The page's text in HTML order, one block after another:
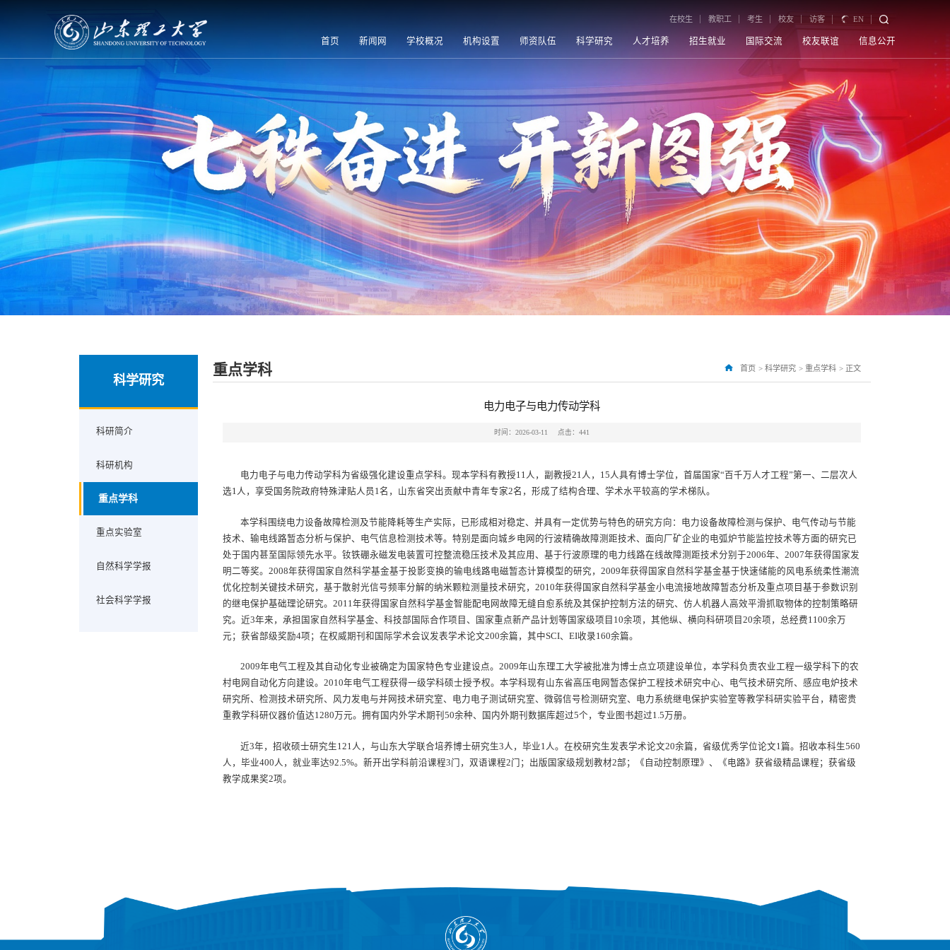
在校生 教职工 考生 校友 访客 EN
首页 新闻网 学校概况 机构设置 师资队伍 科学研究 人才培养 招生就业 国际交流 校友联谊 信息公开
科学研究
科研简介
科研机构
重点学科
重点实验室
自然科学学报
社会科学学报
重点学科 首页 > 科学研究 > 重点学科 > 正文
电力电子与电力传动学科
时间：2026-03-11 点击： 441
电力电子与电力传动学科为省级强化建设重点学科。现本学科有教授11人，副教授21人，15人具有博士学位，首届国家“百千万人才工程”第一、二层次人
选1人，享受国务院政府特殊津贴人员1名，山东省突出贡献中青年专家2名，形成了结构合理、学术水平较高的学术梯队。
本学科围绕电力设备故障检测及节能降耗等生产实际，已形成相对稳定、并具有一定优势与特色的研究方向：电力设备故障检测与保护、电气传动与节能
技术、输电线路暂态分析与保护、电气信息检测技术等。特别是面向城乡电网的行波精确故障测距技术、面向厂矿企业的电弧炉节能监控技术等方面的研究已
处于国内甚至国际领先水平。钕铁硼永磁发电装置可控整流稳压技术及其应用、基于行波原理的电力线路在线故障测距技术分别于2006年、2007年获得国家发
明二等奖。2008年获得国家自然科学基金基于投影变换的输电线路电磁暂态计算模型的研究，2009年获得国家自然科学基金基于快速储能的风电系统柔性潮流
优化控制关键技术研究，基于散射光信号频率分解的纳米颗粒测量技术研究，2010年获得国家自然科学基金小电流接地故障暂态分析及重点项目基于参数识别
的继电保护基础理论研究。2011年获得国家自然科学基金智能配电网故障无缝自愈系统及其保护控制方法的研究、仿人机器人高效平滑抓取物体的控制策略研
究。近3年来，承担国家自然科学基金、科技部国际合作项目、国家重点新产品计划等国家级项目10余项，其他纵、横向科研项目20余项，总经费1100余万
元；获省部级奖励4项；在权威期刊和国际学术会议发表学术论文200余篇，其中SCI、EI收录160余篇。
2009年电气工程及其自动化专业被确定为国家特色专业建设点。2009年山东理工大学被批准为博士点立项建设单位，本学科负责农业工程一级学科下的农
村电网自动化方向建设。2010年电气工程获得一级学科硕士授予权。本学科现有山东省高压电网暂态保护工程技术研究中心、电气技术研究所、感应电炉技术
研究所、检测技术研究所、风力发电与并网技术研究室、电力电子测试研究室、微弱信号检测研究室、电力系统继电保护实验室等教学科研实验平台，精密贵
重教学科研仪器价值达1280万元。拥有国内外学术期刊50余种、国内外期刊数据库超过5个，专业图书超过1.5万册。
近3年，招收硕士研究生121人，与山东大学联合培养博士研究生3人，毕业1人。在校研究生发表学术论文20余篇，省级优秀学位论文1篇。招收本科生560
人，毕业400人，就业率达92.5%。新开出学科前沿课程3门，双语课程2门；出版国家级规划教材2部；《自动控制原理》、《电路》获省级精品课程；获省级
教学成果奖2项。